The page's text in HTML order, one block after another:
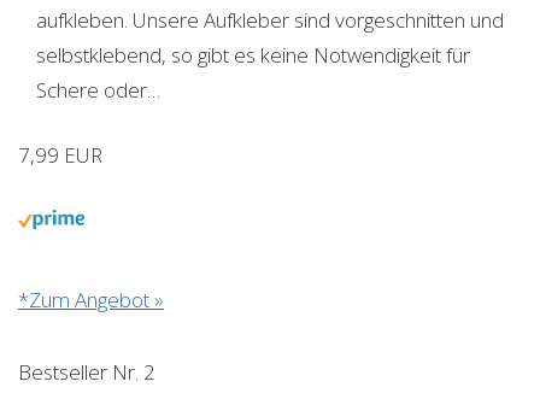
aufkleben. Unsere Aufkleber sind vorgeschnitten und
selbstklebend, so gibt es keine Notwendigkeit für
Schere oder…
7,99 EUR
*Zum Angebot »
Bestseller Nr. 2